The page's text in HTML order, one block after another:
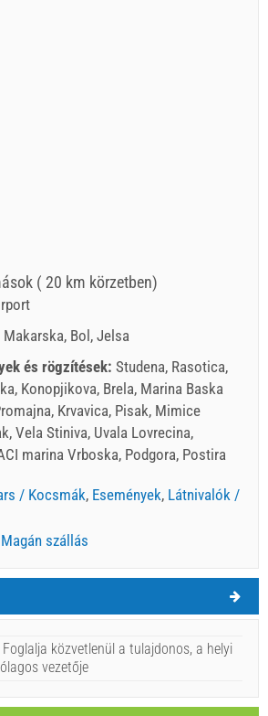
( 20 km körzetben)
Bol, Jelsa
és rögzítések: Studena, Rasotica,
Konopjikova, Brela, Marina Baska
Krvavica, Pisak, Mimice
Vela Stiniva, Uvala Lovrecina,
marina Vrboska, Podgora, Postira
/ Kocsmák, Események, Látnivalók /
Magán szállás
CSÜTÖRTÖK
Brac sziget
közvetlenül a tulajdonos, a helyi
vezetője